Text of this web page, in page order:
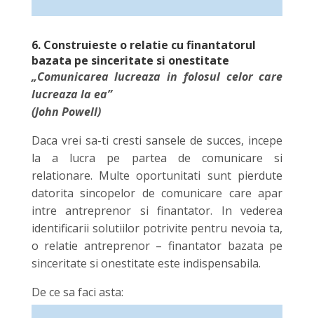
6. Construieste o relatie cu finantatorul
bazata pe sinceritate si onestitate
„Comunicarea lucreaza in folosul celor care
lucreaza la ea”
(John Powell)
Daca vrei sa-ti cresti sansele de succes, incepe
la a lucra pe partea de comunicare si
relationare. Multe oportunitati sunt pierdute
datorita sincopelor de comunicare care apar
intre antreprenor si finantator. In vederea
identificarii solutiilor potrivite pentru nevoia ta,
o relatie antreprenor – finantator bazata pe
sinceritate si onestitate este indispensabila.
De ce sa faci asta: